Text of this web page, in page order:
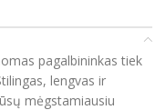
pagalbininkas tiek
lengvas ir
mėgstamiausiu